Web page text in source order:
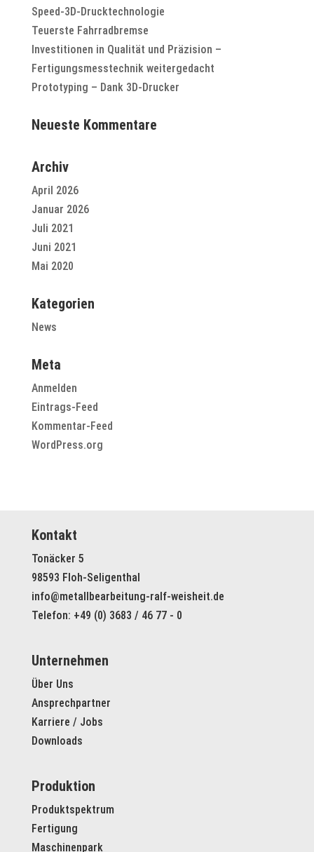
Speed-3D-Drucktechnologie
Teuerste Fahrradbremse
Investitionen in Qualität und Präzision –
Fertigungsmesstechnik weitergedacht
Prototyping – Dank 3D-Drucker
Neueste Kommentare
Archiv
April 2026
Januar 2026
Juli 2021
Juni 2021
Mai 2020
Kategorien
News
Meta
Anmelden
Eintrags-Feed
Kommentar-Feed
WordPress.org
Kontakt
Tonäcker 5
98593 Floh-Seligenthal
info@metallbearbeitung-ralf-weisheit.de
Telefon: +49 (0) 3683 / 46 77 - 0
Unternehmen
Über Uns
Ansprechpartner
Karriere / Jobs
Downloads
Produktion
Produktspektrum
Fertigung
Maschinenpark